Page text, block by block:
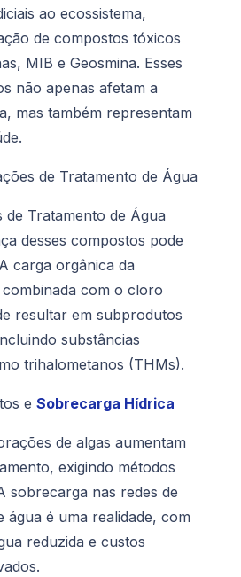
ao ecossistema,
de compostos tóxicos
MIB e Geosmina. Esses
não apenas afetam a
mas também representam
de Tratamento de Água
de Tratamento de Água
desses compostos pode
carga orgânica da
com o cloro
resultar em subprodutos
substâncias
trihalometanos (THMs).
e Sobrecarga Hídrica
de algas aumentam
exigindo métodos
sobrecarga nas redes de
água é uma realidade, com
reduzida e custos